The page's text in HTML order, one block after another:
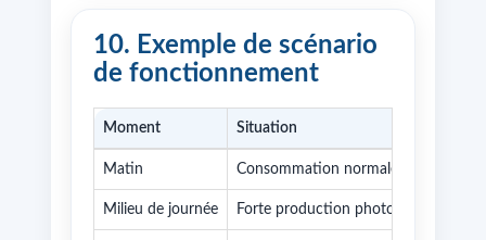
10. Exemple de scénario
de fonctionnement
Moment Situation
Matin Consommation normale, faible
Milieu de journée Forte production photovoltaïque